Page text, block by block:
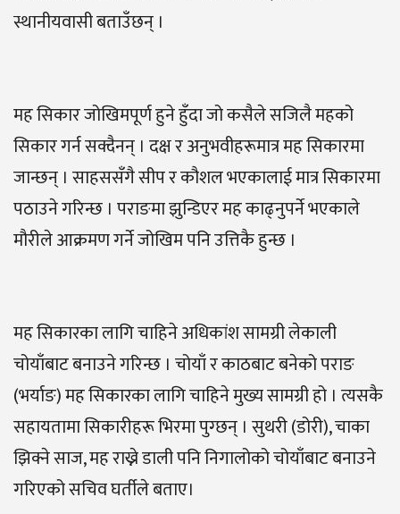
स्थानीयवासी बताउँछन् ।
मह सिकार जोखिमपूर्ण हुने हुँदा जो कसैले सजिलै महको
सिकार गर्न सक्दैनन् । दक्ष र अनुभवीहरूमात्र मह सिकारमा
जान्छन् । साहससँगै सीप र कौशल भएकालाई मात्र सिकारमा
पठाउने गरिन्छ । पराङमा झुन्डिएर मह काढ्नुपर्ने भएकाले
मौरीले आक्रमण गर्ने जोखिम पनि उत्तिकै हुन्छ ।
मह सिकारका लागि चाहिने अधिकांश सामग्री लेकाली
चोयाँबाट बनाउने गरिन्छ । चोयाँ र काठबाट बनेको पराङ
(भर्याङ) मह सिकारका लागि चाहिने मुख्य सामग्री हो । त्यसकै
सहायतामा सिकारीहरू भिरमा पुग्छन् । सुथरी (डोरी), चाका
झिक्ने साज, मह राख्ने डाली पनि निगालोको चोयाँबाट बनाउने
गरिएको सचिव घर्तीले बताए।